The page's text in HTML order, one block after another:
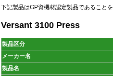
下記製品はGP資機材認定
Versant 3100 Press
製品区分
メーカー名
製品名